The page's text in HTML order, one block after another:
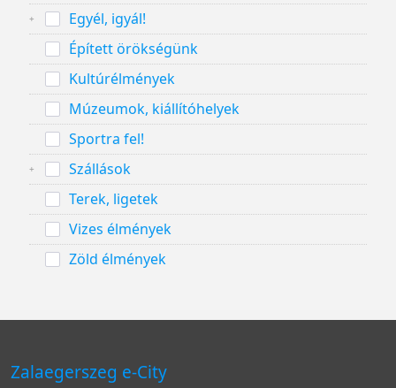
Egyél, igyál!
Épített örökségünk
Kultúrélmények
Múzeumok, kiállítóhelyek
Sportra fel!
Szállások
Terek, ligetek
Vizes élmények
Zöld élmények
Zalaegerszeg e-City